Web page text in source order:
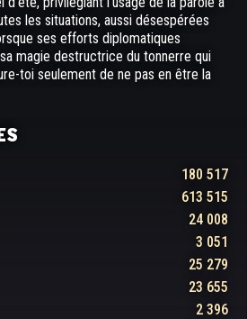
les situations, aussi désespérées
ses efforts diplomatiques
magie destructrice du tonnerre qui
toi seulement de ne pas en être la
180 517
613 515
24 008
3 051
25 279
23 655
2 396